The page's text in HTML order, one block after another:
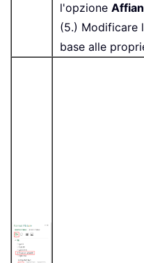
l'opzione
(5.) Modificare
base alle